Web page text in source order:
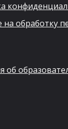
на обработку
об